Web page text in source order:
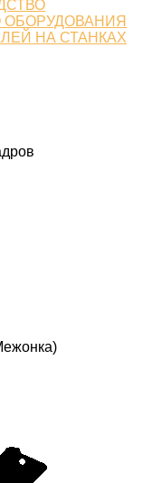
НА СТАНКАХ